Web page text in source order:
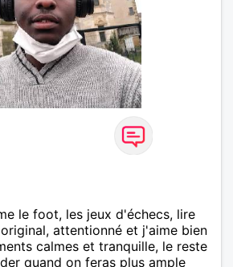
le foot, les jeux d'échecs, lire
attentionné et j'aime bien
calmes et tranquille, le reste
quand on feras plus ample